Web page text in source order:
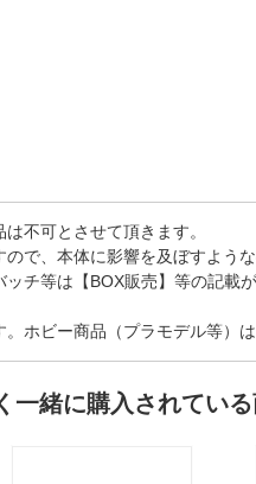
不可とさせて頂きます。
で、本体に影響を及ぼすよう
チ等は【BOX販売】等の記載
ホビー商品（プラモデル等）
一緒に購入されている